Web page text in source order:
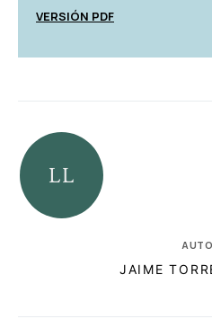
VERSIÓN PDF
JAIME